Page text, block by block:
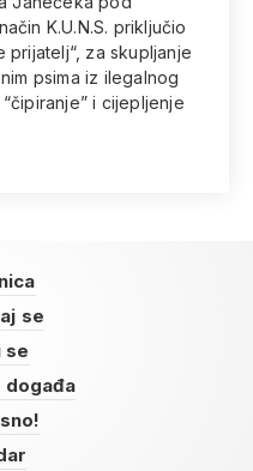
K.U.N.S. priključio
prijatelj“, za skupljanje
psima iz ilegalnog
i cijepljenje
se
se
događa